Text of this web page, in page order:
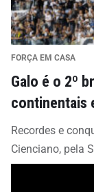
FORÇA EM CASA
Galo é o 2º
continentais
Recordes e
Cienciano, pela